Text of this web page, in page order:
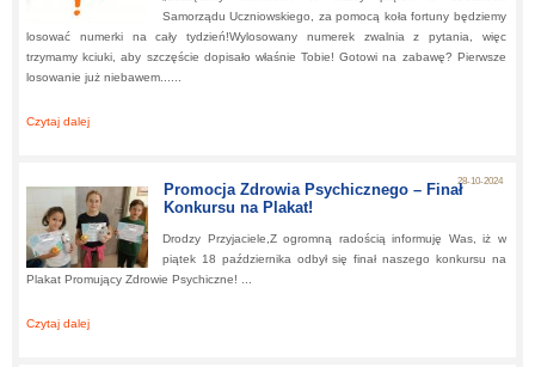
Samorządu Uczniowskiego, za pomocą koła fortuny będziemy
losować numerki na cały tydzień!Wylosowany numerek zwalnia z pytania, więc
trzymamy kciuki, aby szczęście dopisało właśnie Tobie! Gotowi na zabawę? Pierwsze
losowanie już niebawem......
Czytaj dalej
28-10-2024
Promocja Zdrowia Psychicznego – Finał
Konkursu na Plakat!
Drodzy Przyjaciele,Z ogromną radością informuję Was, iż w
piątek 18 października odbył się finał naszego konkursu na
Plakat Promujący Zdrowie Psychiczne! ...
Czytaj dalej